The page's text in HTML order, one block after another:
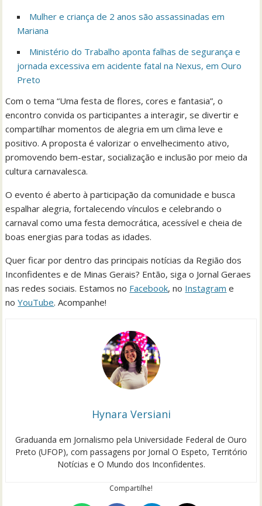
Mulher e criança de 2 anos são assassinadas em
Mariana
Ministério do Trabalho aponta falhas de segurança e
jornada excessiva em acidente fatal na Nexus, em Ouro
Preto
Com o tema “Uma festa de flores, cores e fantasia”, o
encontro convida os participantes a interagir, se divertir e
compartilhar momentos de alegria em um clima leve e
positivo. A proposta é valorizar o envelhecimento ativo,
promovendo bem-estar, socialização e inclusão por meio da
cultura carnavalesca.
O evento é aberto à participação da comunidade e busca
espalhar alegria, fortalecendo vínculos e celebrando o
carnaval como uma festa democrática, acessível e cheia de
boas energias para todas as idades.
Quer ficar por dentro das principais notícias da Região dos
Inconfidentes e de Minas Gerais? Então, siga o Jornal Geraes
nas redes sociais. Estamos no Facebook, no Instagram e
noYouTube. Acompanhe!
Hynara Versiani
Graduanda em Jornalismo pela Universidade Federal de Ouro
Preto (UFOP), com passagens por Jornal O Espeto, Território
Notícias e O Mundo dos Inconfidentes.
Compartilhe!